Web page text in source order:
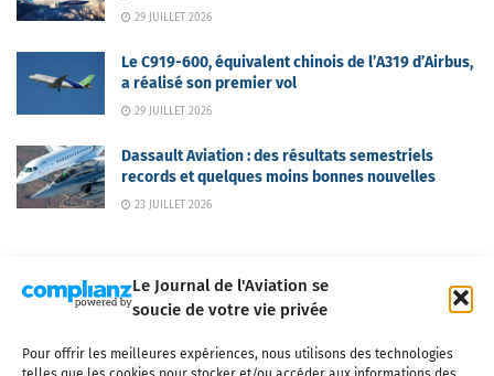
Le Journal de l'Aviation se
soucie de votre vie privée
Pour offrir les meilleures expériences, nous utilisons des technologies
29 JUILLET 2026
Le C919-600, équivalent chinois de l’A319 d’Airbus,
a réalisé son premier vol
29 JUILLET 2026
Dassault Aviation : des résultats semestriels
records et quelques moins bonnes nouvelles
23 JUILLET 2026
Qui sommes-nous ? Nous contacter Partenaires